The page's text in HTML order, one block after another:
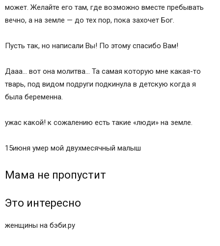
может. Желайте его там, где возможно вместе пребывать
вечно, а на земле — до тех пор, пока захочет Бог.
Пусть так, но написали Вы! По этому спасибо Вам!
Дааа… вот она молитва… Та самая которую мне какая-то
тварь, под видом подруги подкинула в детскую когда я
была беременна.
ужас какой! к сожалению есть такие «люди» на земле.
15июня умер мой двухмесячный малыш
Мама не пропустит
Это интересно
женщины на бэби.ру